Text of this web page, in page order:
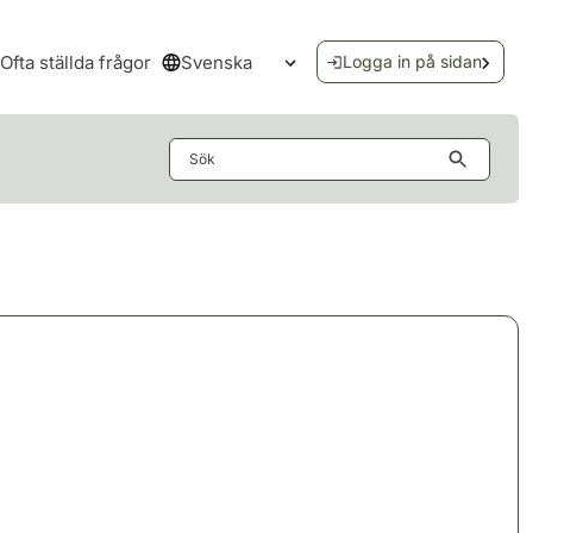
Ofta ställda frågor Svenska
Öppna språkmenyn
Logga in på sidan